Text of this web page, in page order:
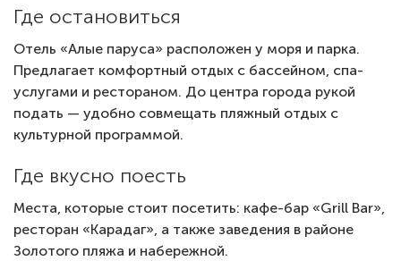
Где остановиться
Отель «Алые паруса» расположен у моря и парка.
Предлагает комфортный отдых с бассейном, спа-
услугами и рестораном. До центра города рукой
подать — удобно совмещать пляжный отдых с
культурной программой.
Где вкусно поесть
Места, которые стоит посетить: кафе-бар «Grill Bar»,
ресторан «Карадаг», а также заведения в районе
Золотого пляжа и набережной.